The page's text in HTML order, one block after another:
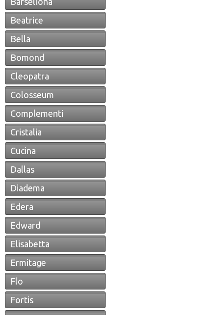
Beatrice
Bella
Bomond
Cleopatra
Colosseum
Complementi
Cristalia
Cucina
Dallas
Diadema
Edera
Edward
Elisabetta
Ermitage
Flo
Fortis